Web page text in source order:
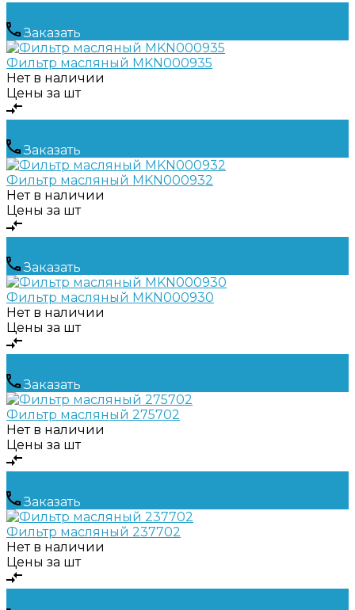
Заказать
Фильтр масляный MKN000935
Нет в наличии
Цены за шт
Заказать
Фильтр масляный MKN000932
Нет в наличии
Цены за шт
Заказать
Фильтр масляный MKN000930
Нет в наличии
Цены за шт
Заказать
Фильтр масляный 275702
Нет в наличии
Цены за шт
Заказать
Фильтр масляный 237702
Нет в наличии
Цены за шт